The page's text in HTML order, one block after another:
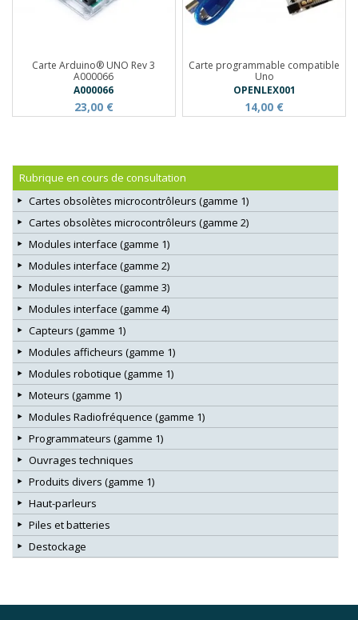
Carte Arduino® UNO Rev 3
A000066
A000066
23,00 €
Carte programmable compatible
Uno
OPENLEX001
14,00 €
Rubrique en cours de consultation
Cartes obsolètes microcontrôleurs (gamme 1)
Cartes obsolètes microcontrôleurs (gamme 2)
Modules interface (gamme 1)
Modules interface (gamme 2)
Modules interface (gamme 3)
Modules interface (gamme 4)
Capteurs (gamme 1)
Modules afficheurs (gamme 1)
Modules robotique (gamme 1)
Moteurs (gamme 1)
Modules Radiofréquence (gamme 1)
Programmateurs (gamme 1)
Ouvrages techniques
Produits divers (gamme 1)
Haut-parleurs
Piles et batteries
Destockage